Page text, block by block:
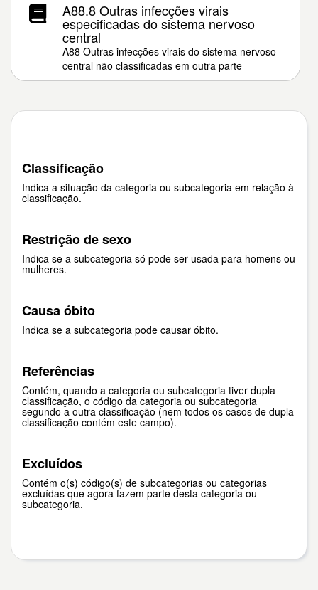
A88.8 Outras infecções virais
especificadas do sistema nervoso
central
A88 Outras infecções virais do sistema nervoso
central não classificadas em outra parte
Classificação
Indica a situação da categoria ou subcategoria em relação à
classificação.
Restrição de sexo
Indica se a subcategoria só pode ser usada para homens ou
mulheres.
Causa óbito
Indica se a subcategoria pode causar óbito.
Referências
Contém, quando a categoria ou subcategoria tiver dupla
classificação, o código da categoria ou subcategoria
segundo a outra classificação (nem todos os casos de dupla
classificação contém este campo).
Excluídos
Contém o(s) código(s) de subcategorias ou categorias
excluídas que agora fazem parte desta categoria ou
subcategoria.